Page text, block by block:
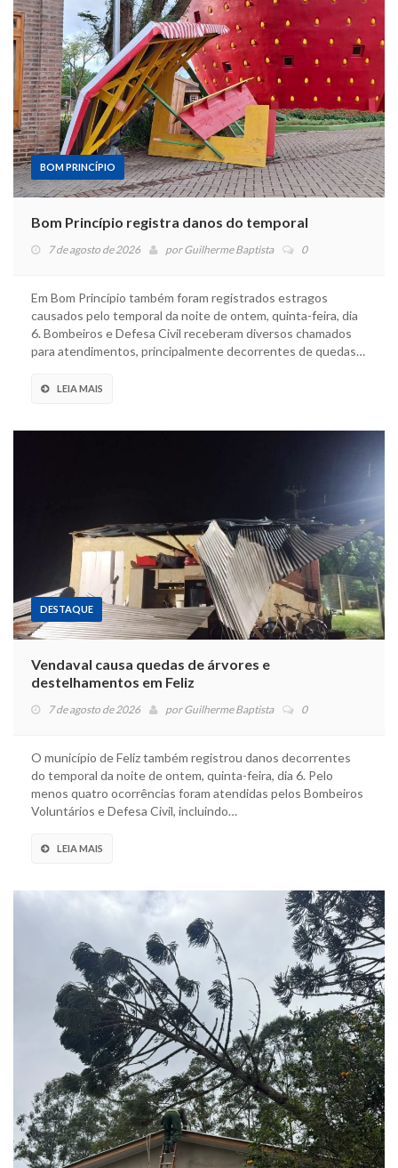
BOM PRINCÍPIO
Bom Princípio registra danos do temporal
7 de agosto de 2026 porGuilherme Baptista 0
Em Bom Princípio também foram registrados estragos
causados pelo temporal da noite de ontem, quinta-feira, dia
6. Bombeiros e Defesa Civil receberam diversos chamados
para atendimentos, principalmente decorrentes de quedas…
LEIA MAIS
DESTAQUE
Vendaval causa quedas de árvores e
destelhamentos em Feliz
7 de agosto de 2026 porGuilherme Baptista 0
O município de Feliz também registrou danos decorrentes
do temporal da noite de ontem, quinta-feira, dia 6. Pelo
menos quatro ocorrências foram atendidas pelos Bombeiros
Voluntários e Defesa Civil, incluindo…
LEIA MAIS